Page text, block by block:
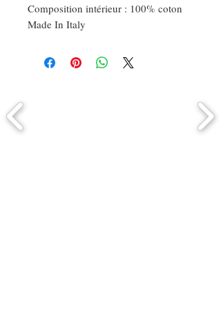
Composition intérieur : 100% coton
Made In Italy